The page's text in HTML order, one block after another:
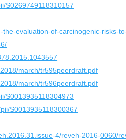
S0269749118310157
the-evaluation-of-carcinogenic-risks-
march/tr595peerdraft.pdf
march/tr596peerdraft.pdf
S0013935118304973
S0013935118300367
-4/reveh-2016-0060/